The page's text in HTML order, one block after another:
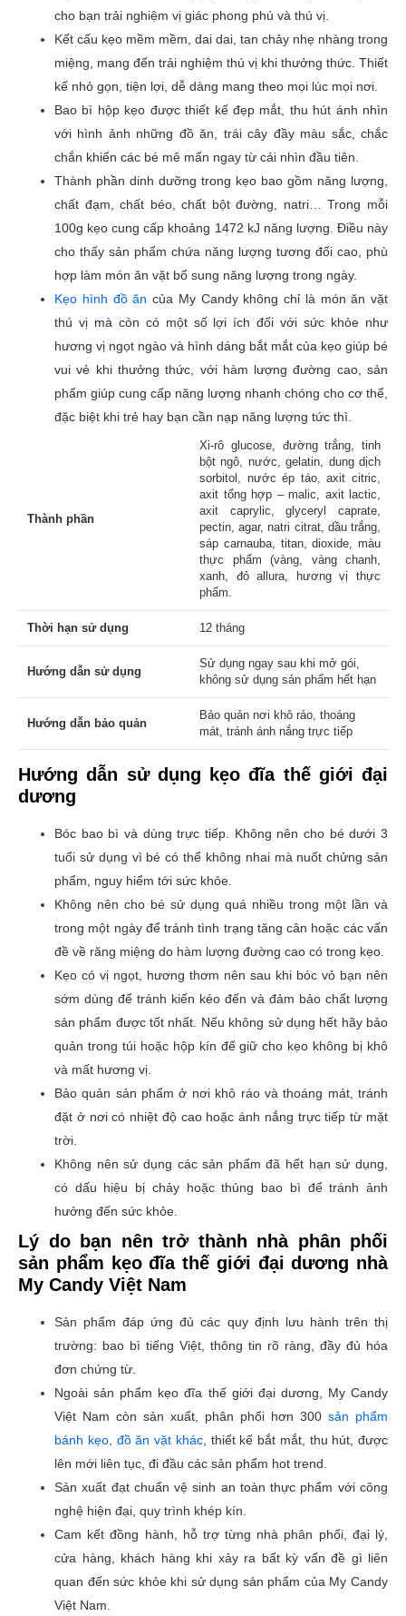
cho bạn trải nghiệm vị giác phong phú và thú vị.
Kết cấu kẹo mềm mềm, dai dai, tan chảy nhẹ nhàng trong
miệng, mang đến trải nghiệm thú vị khi thưởng thức. Thiết
kế nhỏ gọn, tiện lợi, dễ dàng mang theo mọi lúc mọi nơi.
Bao bì hộp kẹo được thiết kế đẹp mắt, thu hút ánh nhìn
với hình ảnh những đồ ăn, trái cây đầy màu sắc, chắc
chắn khiến các bé mê mẩn ngay từ cái nhìn đầu tiên.
Thành phần dinh dưỡng trong kẹo bao gồm năng lượng,
chất đạm, chất béo, chất bột đường, natri… Trong mỗi
100g kẹo cung cấp khoảng 1472 kJ năng lượng. Điều này
cho thấy sản phẩm chứa năng lượng tương đối cao, phù
hợp làm món ăn vặt bổ sung năng lượng trong ngày.
Kẹo hình đồ ăn của My Candy không chỉ là món ăn vặt
thú vị mà còn có một số lợi ích đối với sức khỏe như
hương vị ngọt ngào và hình dáng bắt mắt của kẹo giúp bé
vui vẻ khi thưởng thức, với hàm lượng đường cao, sản
phẩm giúp cung cấp năng lượng nhanh chóng cho cơ thể,
đặc biệt khi trẻ hay bạn cần nạp năng lượng tức thì.
Thành phần
Xi-rô glucose, đường trắng, tinh
bột ngô, nước, gelatin, dung dịch
sorbitol, nước ép táo, axit citric,
axit tổng hợp – malic, axit lactic,
axit caprylic, glyceryl caprate,
pectin, agar, natri citrat, dầu trắng,
sáp carnauba, titan, dioxide, màu
thực phẩm (vàng, vàng chanh,
xanh, đỏ allura, hương vị thực
phẩm.
Thời hạn sử dụng 12 tháng
Hướng dẫn sử dụng
Sử dụng ngay sau khi mở gói,
không sử dụng sản phẩm hết hạn
Hướng dẫn bảo quản
Bảo quản nơi khô ráo, thoáng
mát, tránh ánh nắng trực tiếp
Hướng dẫn sử dụng kẹođĩa thế giới đại
dương
Bóc bao bì và dùng trực tiếp. Không nên cho bé dưới 3
tuổi sử dụng vì bé có thể không nhai mà nuốt chửng sản
phẩm, nguy hiểm tới sức khỏe.
Không nên cho bé sử dụng quá nhiều trong một lần và
trong một ngày để tránh tình trạng tăng cân hoặc các vấn
đề về răng miệng do hàm lượng đường cao có trong kẹo.
Kẹo có vị ngọt, hương thơm nên sau khi bóc vỏ bạn nên
sớm dùng để tránh kiến kéo đến và đảm bảo chất lượng
sản phẩm được tốt nhất. Nếu không sử dụng hết hãy bảo
quản trong túi hoặc hộp kín để giữ cho kẹo không bị khô
và mất hương vị.
Bảo quản sản phẩm ở nơi khô ráo và thoáng mát, tránh
đặt ở nơi có nhiệt độ cao hoặc ánh nắng trực tiếp từ mặt
trời.
Không nên sử dụng các sản phẩm đã hết hạn sử dụng,
có dấu hiệu bị chảy hoặc thủng bao bì để tránh ảnh
hưởng đến sức khỏe.
Lý do bạn nên trở thành nhà phân phối
sản phẩm kẹo đĩa thế giới đại dương nhà
My Candy Việt Nam
Sản phẩm đáp ứng đủ các quy định lưu hành trên thị
trường: bao bì tiếng Việt, thông tin rõ ràng, đầy đủ hóa
đơn chứng từ.
Ngoài sản phẩm kẹo đĩa thế giới đại dương, My Candy
Việt Nam còn sản xuất, phân phối hơn 300 sản phẩm
bánh kẹo, đồ ăn vặt khác, thiết kế bắt mắt, thu hút, được
lên mới liên tục, đi đầu các sản phẩm hot trend.
Sản xuất đạt chuẩn vệ sinh an toàn thực phẩm với công
nghệ hiện đại, quy trình khép kín.
Cam kết đồng hành, hỗ trợ từng nhà phân phối, đại lý,
cửa hàng, khách hàng khi xảy ra bất kỳ vấn đề gì liên
quan đến sức khỏe khi sử dụng sản phẩm của My Candy
Việt Nam.
Đánh giá của bạn*